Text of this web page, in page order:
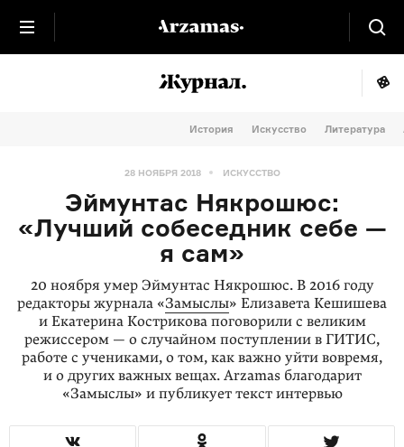
История Искусство Литература
28 НОЯБРЯ 2018 ИСКУССТВО
Эймунтас Някрошюс:
«Лучший собеседник себе —
я сам»
20 ноября умер Эймунтас Някрошюс. В 2016 году
редакторы журнала «Замыслы» Елизавета Кешишева
и Екатерина Кострикова поговорили с великим
режиссером — о случайном поступлении в ГИТИС,
работе с учениками, о том, как важно уйти вовремя,
и о других важных вещах. Arzamas благодарит
«Замыслы» и публикует текст интервью